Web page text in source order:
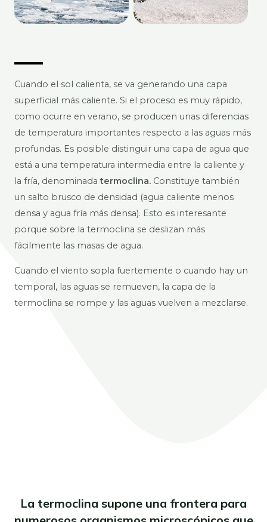
Cuando el sol calienta, se va generando una capa
superficial más caliente. Si el proceso es muy rápido,
como ocurre en verano, se producen unas diferencias
de temperatura importantes respecto a las aguas más
profundas. Es posible distinguir una capa de agua que
está a una temperatura intermedia entre la caliente y
la fría, denominadatermoclina. Constituye también
un salto brusco de densidad (agua caliente menos
densa y agua fría más densa). Esto es interesante
porque sobre la termoclina se deslizan más
fácilmente las masas de agua.
Cuando el viento sopla fuertemente o cuando hay un
temporal, las aguas se remueven, la capa de la
termoclina se rompe y las aguas vuelven a mezclarse.
La termoclina supone una frontera para